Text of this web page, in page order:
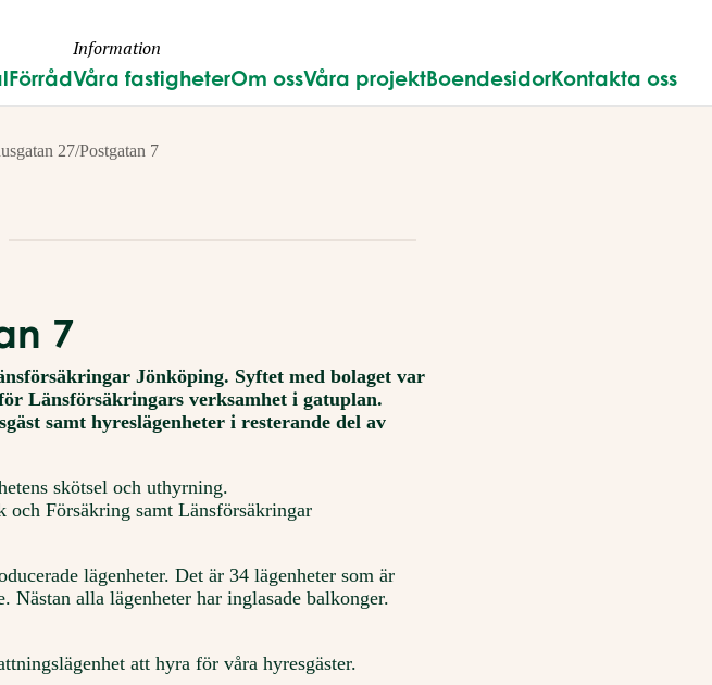
Förråd
Information
Våra fastigheterOm ossVåra projektBoendesidorKontakta oss
27/Postgatan 7
7
Jönköping. Syftet med bolaget var
Länsförsäkringars verksamhet i gatuplan.
samt hyreslägenheter i resterande del av
skötsel och uthyrning.
Försäkring samt Länsförsäkringar
lägenheter. Det är 34 lägenheter som är
alla lägenheter har inglasade balkonger.
att hyra för våra hyresgäster.